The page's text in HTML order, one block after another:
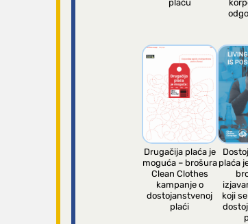
plaću
Drugačija plaća je
moguća – brošura
Clean Clothes
kampanje o
dostojanstvenoj
plaći
plaća
koji